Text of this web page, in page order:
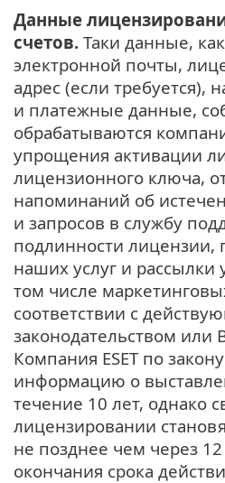
Данные
счетов. Таки данные,
электронной почты,
адрес (если требуется),
и платежные данные,
обрабатываются
упрощения активации
лицензионного ключа,
напоминаний об
и запросов в службу
подлинности лицензии,
наших услуг и рассылки
том числе
соответствии с
законодательством или
Компания ESET по
информацию о
течение 10 лет, однако
лицензировании
не позднее чем через
окончания срока